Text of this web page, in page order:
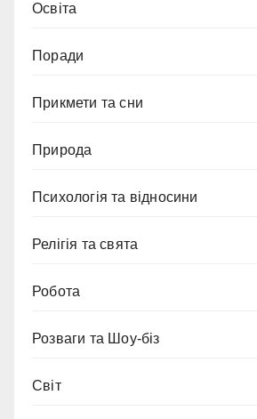
Освіта
Поради
Прикмети та сни
Природа
Психологія та відносини
Релігія та свята
Робота
Розваги та Шоу-біз
Світ